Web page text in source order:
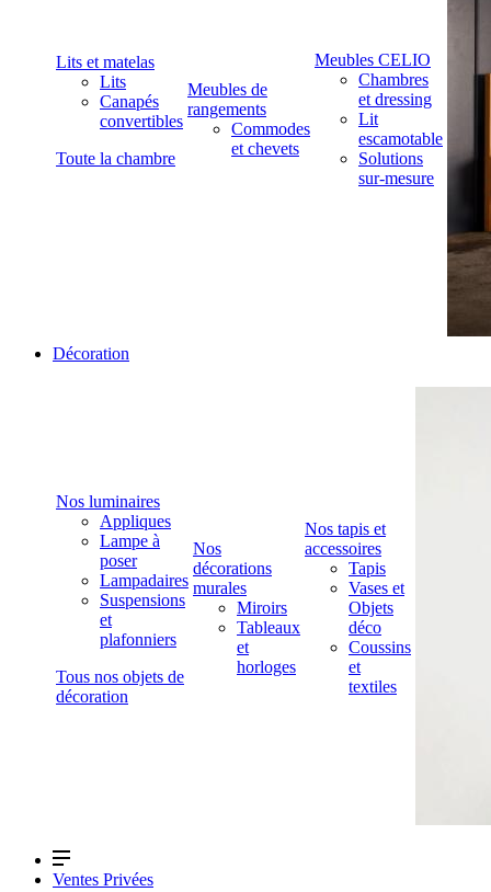
Lits et matelas
Lits
Canapés
convertibles
Toute la chambre
Meubles de
rangements
Commodes
et chevets
Meubles CELIO
Chambres
et dressing
Lit
escamotable
Solutions
sur-mesure
Décoration
Nos luminaires
Appliques
Lampe à
poser
Lampadaires
Suspensions
et
plafonniers
Tous nos objets de
décoration
Nos
décorations
murales
Miroirs
Tableaux
et
horloges
Nos tapis et
accessoires
Tapis
Vases et
Objets
déco
Coussins
et
textiles
Ventes Privées